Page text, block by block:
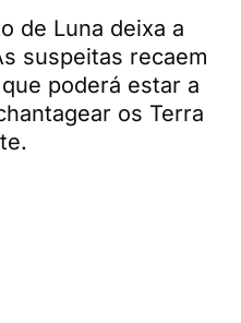
de Luna deixa a
suspeitas recaem
poderá estar a
os Terra